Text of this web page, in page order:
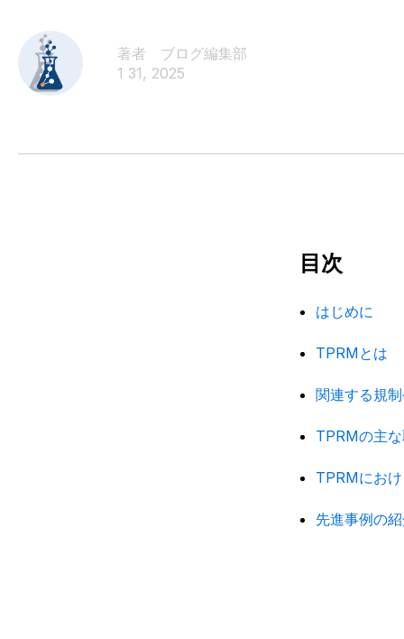
著者 ブログ編集部​
1 31, 2025
目次
はじめに
TPRMとは
関連する規
TPRMの主
TPRMにお
先進事例の